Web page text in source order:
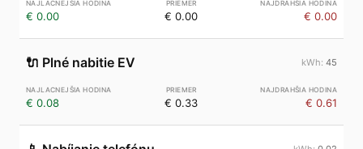
€ 0.00 € 0.00 € 0.00
🔌 Plné nabitie EV 45
€ 0.08 € 0.33 € 0.61